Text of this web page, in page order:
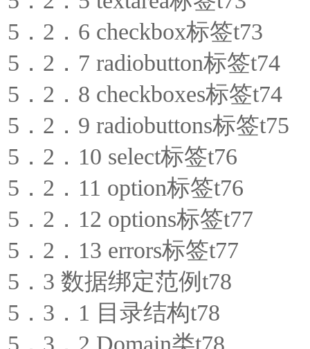
5．2．6 checkbox标签t73
5．2．7 radiobutton标签t74
5．2．8 checkboxes标签t74
5．2．9 radiobuttons标签t75
5．2．10 select标签t76
5．2．11 option标签t76
5．2．12 options标签t77
5．2．13 errors标签t77
5．3 数据绑定范例t78
5．3．1 目录结构t78
5．3．2 Domain类t78